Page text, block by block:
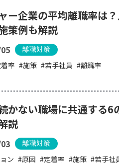
ー企業の平均離職率は
策例も解説
離職対策
率 施策 若手社員 離職率
かない職場に共通する6
説
離職対策
ン 原因 定着率 施策 若手社